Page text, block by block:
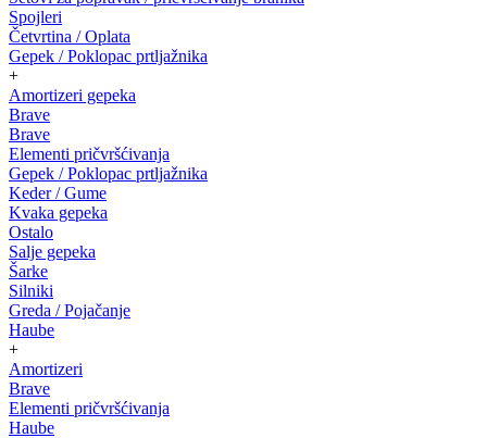
Spojleri
Četvrtina / Oplata
Gepek / Poklopac prtljažnika
+
Amortizeri gepeka
Brave
Brave
Elementi pričvršćivanja
Gepek / Poklopac prtljažnika
Keder / Gume
Kvaka gepeka
Ostalo
Salje gepeka
Šarke
Silniki
Greda / Pojačanje
Haube
+
Amortizeri
Brave
Elementi pričvršćivanja
Haube